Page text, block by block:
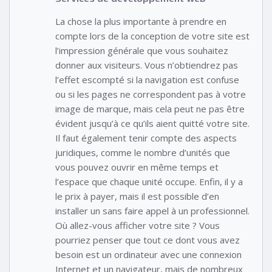
La chose la plus importante à prendre en
compte lors de la conception de votre site est
l’impression générale que vous souhaitez
donner aux visiteurs. Vous n’obtiendrez pas
l’effet escompté si la navigation est confuse
ou si les pages ne correspondent pas à votre
image de marque, mais cela peut ne pas être
évident jusqu’à ce qu’ils aient quitté votre site.
Il faut également tenir compte des aspects
juridiques, comme le nombre d’unités que
vous pouvez ouvrir en même temps et
l’espace que chaque unité occupe. Enfin, il y a
le prix à payer, mais il est possible d’en
installer un sans faire appel à un professionnel.
Où allez-vous afficher votre site ? Vous
pourriez penser que tout ce dont vous avez
besoin est un ordinateur avec une connexion
Internet et un navigateur, mais de nombreux